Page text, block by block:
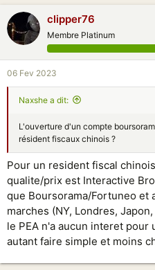
clipper76
Membre Platinum
06 Fev 2023
Naxshe a dit:
L'ouverture d'un compte
résident fiscaux chinois ?
Pour un resident fiscal
qualite/prix est Interactive
que Boursorama/Fortuneo et
marches (NY, Londres,
le PEA n'a aucun interet
autant faire simple et moins